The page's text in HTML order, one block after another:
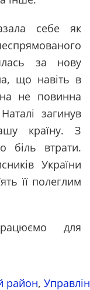
себе як
за нову
що навіть в
не повинна
загинув
країну. З
біль втрати.
України
її полеглим
для
район,